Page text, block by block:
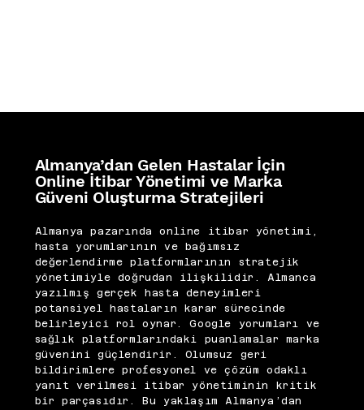
Almanya’dan Gelen Hastalar İçin
Online İtibar Yönetimi ve Marka
Güveni Oluşturma Stratejileri
Almanya pazarında online itibar yönetimi,
hasta yorumlarının ve bağımsız
değerlendirme platformlarının stratejik
yönetimiyle doğrudan ilişkilidir. Almanca
yazılmış gerçek hasta deneyimleri
potansiyel hastaların karar sürecinde
belirleyici rol oynar. Google yorumları ve
sağlık platformlarındaki puanlamalar marka
güvenini güçlendirir. Olumsuz geri
bildirimlere profesyonel ve çözüm odaklı
yanıt verilmesi itibar yönetiminin kritik
bir parçasıdır. Bu yaklaşım Almanya’dan